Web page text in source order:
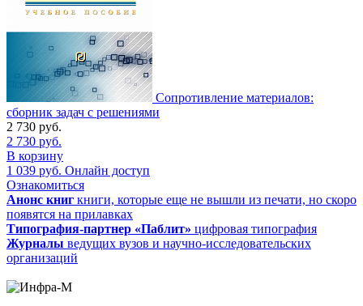
Сопротивление материалов:
сборник задач с решениями
2 730 руб.
2 730 руб.
В корзину
1 039 руб. Онлайн доступ
Ознакомиться
Анонс книг книги, которые еще не вышли из печати, но скоро
появятся на прилавках
Типография-партнер «Паблит» цифровая типография
Журналы ведущих вузов и научно-исследовательских
организаций